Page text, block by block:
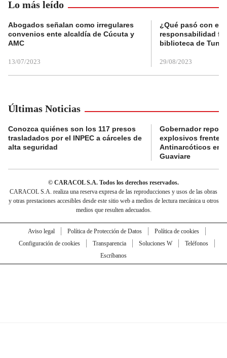
Lo más leído
Abogados señalan como irregulares
convenios ente alcaldía de Cúcuta y
AMC
13/07/2023
¿Qué pasó con el
responsabilidad
biblioteca de
29/08/2023
Últimas Noticias
Conozca quiénes son los 117 presos
trasladados por el INPEC a cárceles de
alta seguridad
Gobernador
explosivos frente a
Antinarcóticos en
Guaviare
© CARACOL S.A. Todos los derechos reservados.
CARACOL S.A. realiza una reserva expresa de las reproducciones y usos de las obras
y otras prestaciones accesibles desde este sitio web a medios de lectura mecánica u otros
medios que resulten adecuados.
Aviso legal Política de Protección de Datos
Política de cookies
Configuración de cookies
Transparencia Soluciones W
Teléfonos
Escríbanos